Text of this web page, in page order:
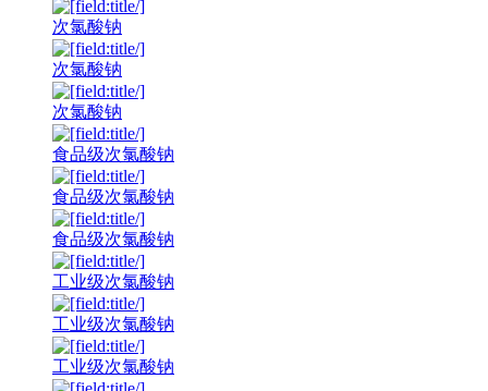
次氯酸钠
次氯酸钠
次氯酸钠
食品级次氯酸钠
食品级次氯酸钠
食品级次氯酸钠
工业级次氯酸钠
工业级次氯酸钠
工业级次氯酸钠